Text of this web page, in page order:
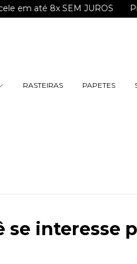
até 8x SEM JUROS
RASTEIRAS PAPETES
se interesse